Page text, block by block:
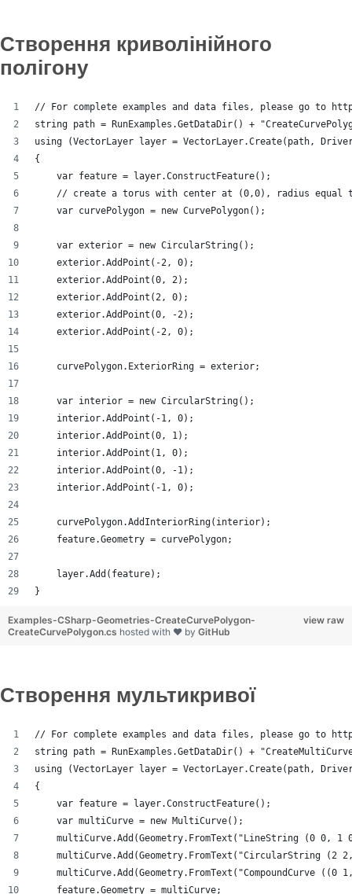
Створення криволінійного
полігону
// For complete examples and data files, please go to
string path = RunExamples.GetDataDir() +
using (VectorLayer layer = VectorLayer.Create(path,
{
    var feature = layer.ConstructFeature();
// create a torus with center at (0,0), radius equal
    var curvePolygon = new CurvePolygon();
    var exterior = new CircularString();
    exterior.AddPoint(-2, 0);
    exterior.AddPoint(0, 2);
    exterior.AddPoint(2, 0);
    exterior.AddPoint(0, -2);
    exterior.AddPoint(-2, 0);
    curvePolygon.ExteriorRing = exterior;
    var interior = new CircularString();
    interior.AddPoint(-1, 0);
    interior.AddPoint(0, 1);
    interior.AddPoint(1, 0);
    interior.AddPoint(0, -1);
    interior.AddPoint(-1, 0);
    curvePolygon.AddInteriorRing(interior);
    feature.Geometry = curvePolygon;
    layer.Add(feature);
}
view raw
Examples-CSharp-Geometries-CreateCurvePolygon-
CreateCurvePolygon.cs hosted with ❤ by GitHub
Створення мультикривої
// For complete examples and data files, please go to
string path = RunExamples.GetDataDir() +
using (VectorLayer layer = VectorLayer.Create(path,
{
    var feature = layer.ConstructFeature();
    var multiCurve = new MultiCurve();
multiCurve.Add(Geometry.FromText("LineString (0 0, 1
multiCurve.Add(Geometry.FromText("CircularString (2
multiCurve.Add(Geometry.FromText("CompoundCurve ((0
    feature.Geometry = multiCurve;